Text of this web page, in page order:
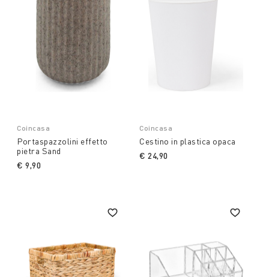
Coincasa
Portaspazzolini effetto
pietra Sand
€ 9,90
Coincasa
Cestino in plastica opaca
€ 24,90